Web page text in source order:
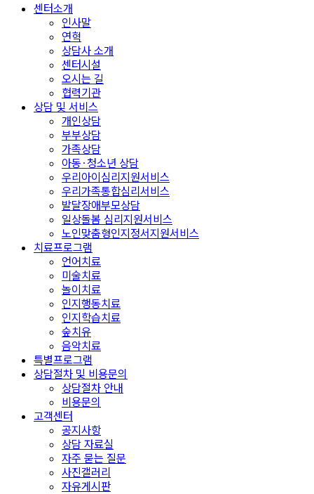
센터소개
인사말
연혁
상담사 소개
센터시설
오시는 길
협력기관
상담 및 서비스
개인상담
부부상담
가족상담
아동·청소년 상담
우리아이심리지원서비스
우리가족통합심리서비스
발달장애부모상담
일상돌봄 심리지원서비스
노인맞춤형인지정서지원서비스
치료프로그램
언어치료
미술치료
놀이치료
인지행동치료
인지학습치료
숲치유
음악치료
특별프로그램
상담절차 및 비용문의
상담절차 안내
비용문의
고객센터
공지사항
상담 자료실
자주 묻는 질문
사진갤러리
자유게시판